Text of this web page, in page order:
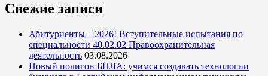
Свежие записи
Абитуриенты – 2026! Вступительные испытания по
специальности 40.02.02 Правоохранительная
деятельность 03.08.2026
Новый полигон БПЛА: учимся создавать технологии